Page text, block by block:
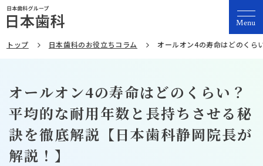
Menu
トップ 日本歯科のお役立ちコラム オールオン4の寿命はどのくら
オールオン4の寿命はどのくらい？
平均的な耐用年数と長持ちさせる秘
訣を徹底解説【日本歯科静岡院長が
解説！】